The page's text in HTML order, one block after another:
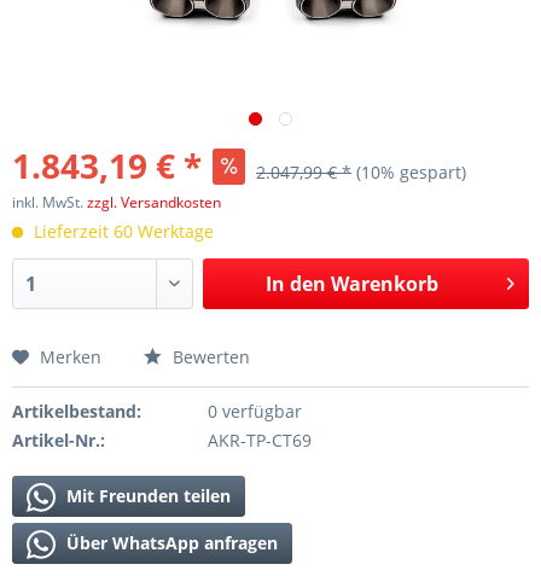
1.843,19 € * 2.047,99 € * (10% gespart)
inkl. MwSt.zzgl. Versandkosten
Lieferzeit 60 Werktage
In den Warenkorb
Merken Bewerten
Artikelbestand:
0 verfügbar
Artikel-Nr.:
AKR-TP-CT69
Mit Freunden teilen
Über WhatsApp anfragen